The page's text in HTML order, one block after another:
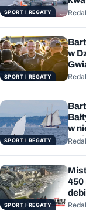
SPORT I REGATY
SPORT I REGATY
w
SPORT I REGATY
w
SPORT I REGATY
450